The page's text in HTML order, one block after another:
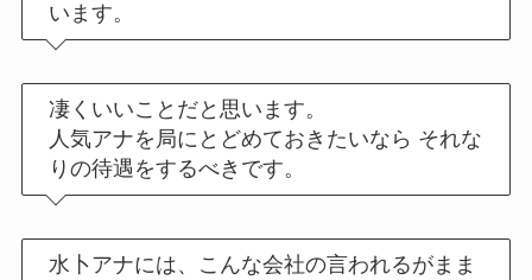
います。
凄くいいことだと思います。
人気アナを局にとどめておきたいなら それな
りの待遇をするべきです。
水卜アナには、こんな会社の言われるがまま